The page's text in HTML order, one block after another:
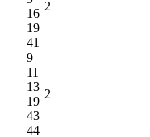
16
19
41
2
9
11
13
19
43
44
2